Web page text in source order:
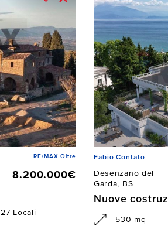
RE/MAX Oltre
8.200.000€
27 Locali
Fabio Contato
Desenzano del
Garda, BS
Nuove
530 mq